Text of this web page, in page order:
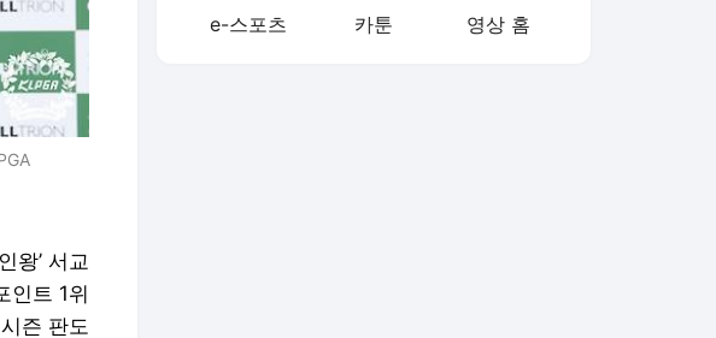
왕’ 서교
인트 1위
즌 판도
e-스포츠 카툰 영상 홈